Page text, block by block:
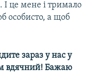
І це мене і тримало
особисто, а щоб
зараз у нас у
вдячний! Бажаю